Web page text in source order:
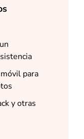
para
y otras